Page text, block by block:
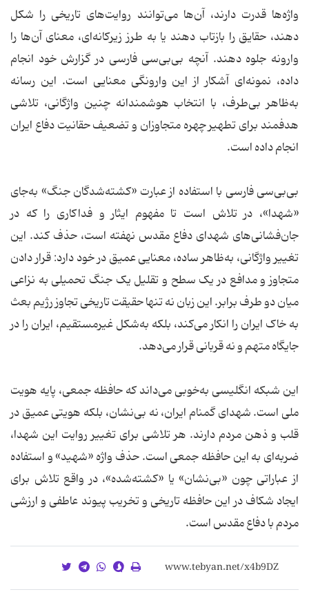
واژه‌ها قدرت دارند، آن‌ها می‌توانند روایت‌های تاریخی را شکل
دهند، حقایق را بازتاب دهند یا به طرز زیرکانه‌ای، معنای آن‌ها را
وارونه جلوه دهند. آنچه بی‌بی‌سی فارسی در گزارش خود انجام
داده، نمونه‌ای آشکار از این وارونگی معنایی است. این رسانه
به‌ظاهر بی‌طرف، با انتخاب هوشمندانه چنین واژگانی، تلاشی
هدفمند برای تطهیر چهره متجاوزان و تضعیف حقانیت دفاع ایران
انجام داده است.
بی‌بی‌سی فارسی با استفاده از عبارت «کشته‌شدگان جنگ» به‌جای
«شهدا»، در تلاش است تا مفهوم ایثار و فداکاری را که در
جان‌فشانی‌های شهدای دفاع مقدس نهفته است، حذف کند. این
تغییر واژگانی، به‌ظاهر ساده، معنایی عمیق در خود دارد: قرار دادن
متجاوز و مدافع در یک سطح و تقلیل یک جنگ تحمیلی به نزاعی
میان دو طرف برابر. این زبان نه تنها حقیقت تاریخی تجاوز رژیم بعث
به خاک ایران را انکار می‌کند، بلکه به‌شکل غیرمستقیم، ایران را در
جایگاه متهم و نه قربانی قرار می‌دهد.
این شبکه انگلیسی به‌خوبی می‌داند که حافظه جمعی، پایه هویت
ملی است. شهدای گمنام ایران، نه بی‌نشان، بلکه هویتی عمیق در
قلب و ذهن مردم دارند. هر تلاشی برای تغییر روایت این شهدا،
ضربه‌ای به این حافظه جمعی است. حذف واژه «شهید» و استفاده
از عباراتی چون «بی‌نشان» یا «کشته‌شده»، در واقع تلاش برای
ایجاد شکاف در این حافظه تاریخی و تخریب پیوند عاطفی و ارزشی
مردم با دفاع مقدس است.